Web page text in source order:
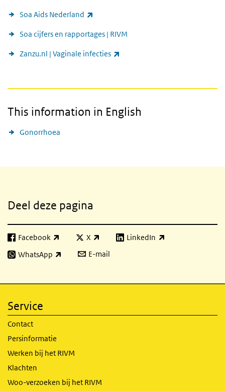
Soa Aids Nederland
Soa cijfers en rapportages | RIVM
Zanzu.nl | Vaginale infecties
This information in English
Gonorrhoea
Deel deze pagina
Facebook
(externe link) X
(externe link) LinkedIn
(externe link)
WhatsApp
(externe link) E-mail
Service
Contact
Persinformatie
Werken bij het RIVM
Klachten
Woo-verzoeken bij het RIVM